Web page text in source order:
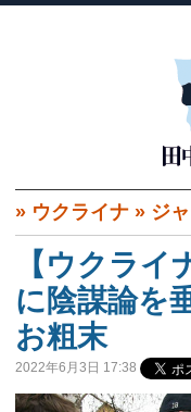
» ウクライナ » ジ
【ウクライ
に陰謀論を
お粗末
2022年6月3日 17:38